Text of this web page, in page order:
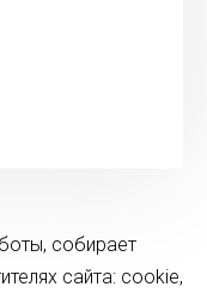
собирает
сайта: cookie,